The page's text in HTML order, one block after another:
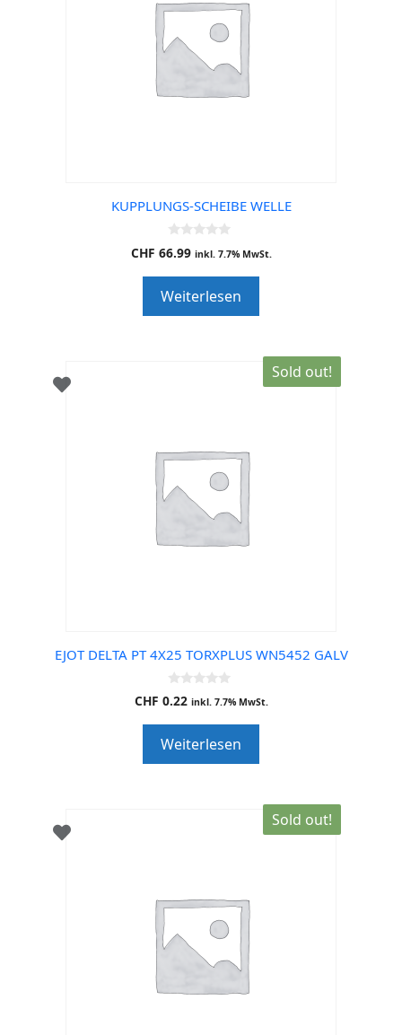
KUPPLUNGS-SCHEIBE WELLE
0
o
o
f
5
CHF 66.99 inkl. 7.7% MwSt.
Weiterlesen
Sold out!
EJOT DELTA PT 4X25 TORXPLUS WN5452 GALV
0
o
o
f
5
CHF 0.22 inkl. 7.7% MwSt.
Weiterlesen
Sold out!